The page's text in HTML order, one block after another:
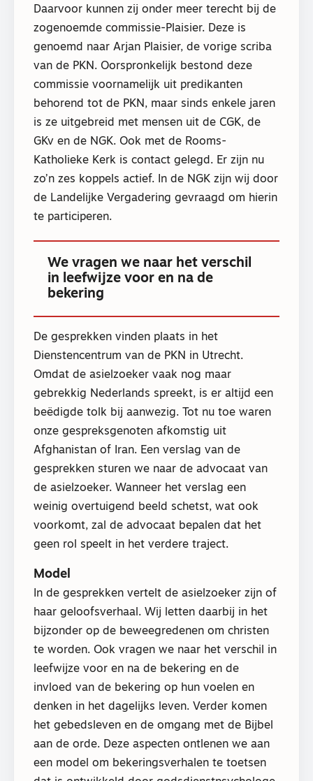
Daarvoor kunnen zij onder meer terecht bij de
zogenoemde commissie-Plaisier. Deze is
genoemd naar Arjan Plaisier, de vorige scriba
van de PKN. Oorspronkelijk bestond deze
commissie voornamelijk uit predikanten
behorend tot de PKN, maar sinds enkele jaren
is ze uitgebreid met mensen uit de CGK, de
GKv en de NGK. Ook met de Rooms-
Katholieke Kerk is contact gelegd. Er zijn nu
zo’n zes koppels actief. In de NGK zijn wij door
de Landelijke Vergadering gevraagd om hierin
te participeren.
We vragen we naar het verschil
in leefwijze voor en na de
bekering
De gesprekken vinden plaats in het
Dienstencentrum van de PKN in Utrecht.
Omdat de asielzoeker vaak nog maar
gebrekkig Nederlands spreekt, is er altijd een
beëdigde tolk bij aanwezig. Tot nu toe waren
onze gespreksgenoten afkomstig uit
Afghanistan of Iran. Een verslag van de
gesprekken sturen we naar de advocaat van
de asielzoeker. Wanneer het verslag een
weinig overtuigend beeld schetst, wat ook
voorkomt, zal de advocaat bepalen dat het
geen rol speelt in het verdere traject.
Model
In de gesprekken vertelt de asielzoeker zijn of
haar geloofsverhaal. Wij letten daarbij in het
bijzonder op de beweegredenen om christen
te worden. Ook vragen we naar het verschil in
leefwijze voor en na de bekering en de
invloed van de bekering op hun voelen en
denken in het dagelijks leven. Verder komen
het gebedsleven en de omgang met de Bijbel
aan de orde. Deze aspecten ontlenen we aan
een model om bekeringsverhalen te toetsen